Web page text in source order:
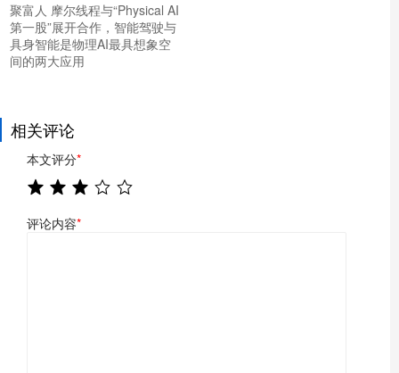
聚富人 摩尔线程与“Physical AI
第一股”展开合作，智能驾驶与
具身智能是物理AI最具想象空
间的两大应用
相关评论
本文评分*
评论内容*